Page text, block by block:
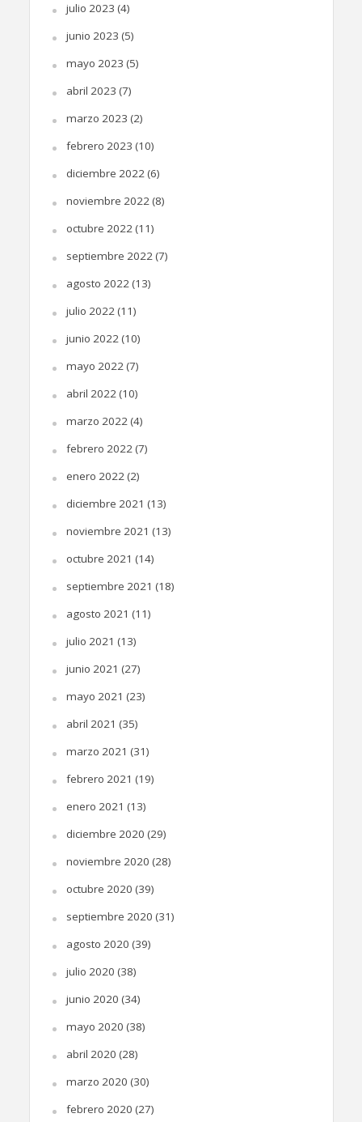
julio 2023 (4)
junio 2023 (5)
mayo 2023 (5)
abril 2023 (7)
marzo 2023 (2)
febrero 2023 (10)
diciembre 2022(6)
noviembre 2022(8)
octubre 2022(11)
septiembre 2022(7)
agosto 2022(13)
julio 2022(11)
junio 2022(10)
mayo 2022(7)
abril 2022(10)
marzo 2022(4)
febrero 2022(7)
enero 2022(2)
diciembre 2021 (13)
noviembre 2021 (13)
octubre 2021 (14)
septiembre 2021 (18)
agosto 2021 (11)
julio 2021 (13)
junio 2021 (27)
mayo 2021 (23)
abril 2021 (35)
marzo 2021 (31)
febrero 2021 (19)
enero 2021 (13)
diciembre 2020 (29)
noviembre 2020 (28)
octubre 2020 (39)
septiembre 2020 (31)
agosto 2020 (39)
julio 2020 (38)
junio 2020 (34)
mayo 2020 (38)
abril 2020 (28)
marzo 2020 (30)
febrero 2020 (27)